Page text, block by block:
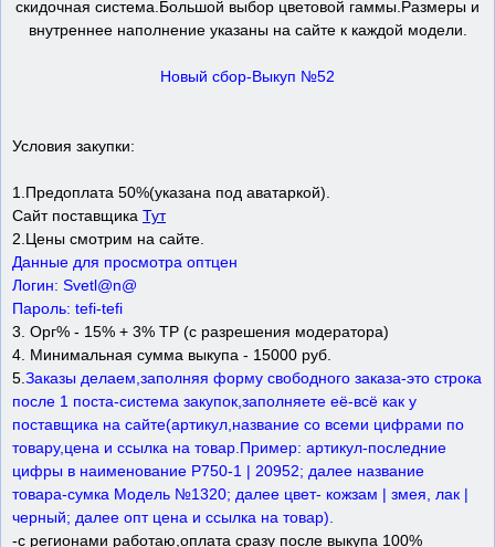
скидочная система.Большой выбор цветовой гаммы.Размеры и
внутреннее наполнение указаны на сайте к каждой модели.
Новый сбор-Выкуп №52
Условия закупки:
1.Предоплата 50%(указана под аватаркой).
Сайт поставщика Тут
2.Цены смотрим на сайте.
Данные для просмотра оптцен
Логин: Svetl@n@
Пароль: tefi-tefi
3. Орг% - 15% + 3% ТР (с разрешения модератора)
4. Минимальная сумма выкупа - 15000 руб.
5.Заказы делаем,заполняя форму свободного заказа-это строка
после 1 поста-система закупок,заполняете её-всё как у
поставщика на сайте(артикул,название со всеми цифрами по
товару,цена и ссылка на товар.Пример: артикул-последние
цифры в наименование Р750-1 | 20952; далее название
товара-сумка Модель №1320; далее цвет- кожзам | змея, лак |
черный; далее опт цена и ссылка на товар).
-с регионами работаю,оплата сразу после выкупа 100%